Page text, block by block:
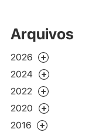
Arquivos
2026
2024
2022
2020
2016